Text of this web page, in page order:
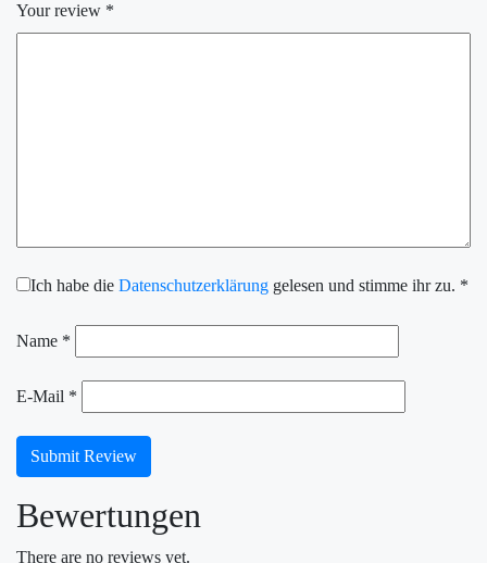
Your review *
Ich habe die Datenschutzerklärung gelesen und stimme ihr zu. *
Name *
E-Mail *
Submit Review
Bewertungen
There are no reviews yet.